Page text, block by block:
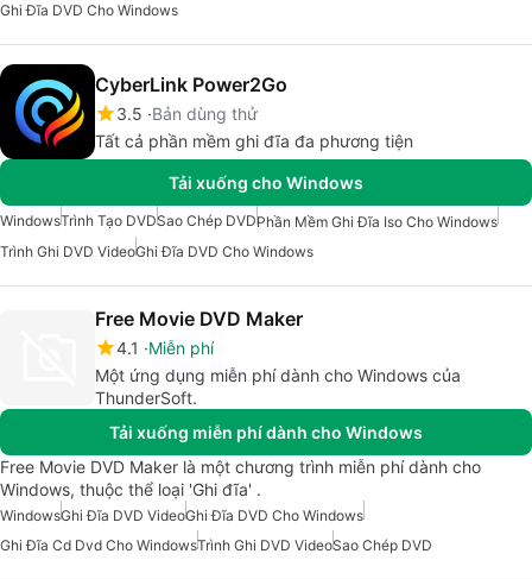
Ghi Đĩa DVD Cho Windows
CyberLink Power2Go
3.5 Bản dùng thử
Tất cả phần mềm ghi đĩa đa phương tiện
Tải xuống cho Windows
WindowsTrình Tạo DVDSao Chép DVDPhần Mềm Ghi Đĩa Iso Cho Windows
Trình Ghi DVD VideoGhi Đĩa DVD Cho Windows
Free Movie DVD Maker
4.1
Miễn phí
Một ứng dụng miễn phí dành cho Windows của
ThunderSoft.
Tải xuống miễn phí dành cho Windows
Free Movie DVD Maker là một chương trình miễn phí dành cho
Windows, thuộc thể loại 'Ghi đĩa' .
WindowsGhi Đĩa DVD VideoGhi Đĩa DVD Cho Windows
Ghi Đĩa Cd Dvd Cho WindowsTrình Ghi DVD VideoSao Chép DVD